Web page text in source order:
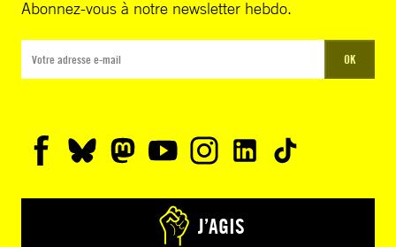
Abonnez-vous à notre newsletter hebdo.
OK
J’AGIS